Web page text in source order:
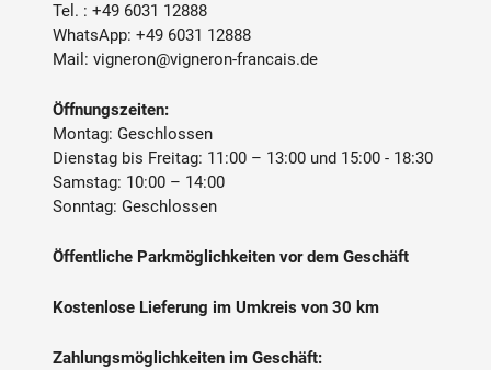
Tel. : +49 6031 12888
WhatsApp: +49 6031 12888
Mail: vigneron@vigneron-francais.de
Öffnungszeiten:
Montag: Geschlossen
Dienstag bis Freitag: 11:00 – 13:00 und 15:00 - 18:30
Samstag: 10:00 – 14:00
Sonntag: Geschlossen
Öffentliche Parkmöglichkeiten vor dem Geschäft
Kostenlose Lieferung im Umkreis von 30 km
Zahlungsmöglichkeiten im Geschäft: